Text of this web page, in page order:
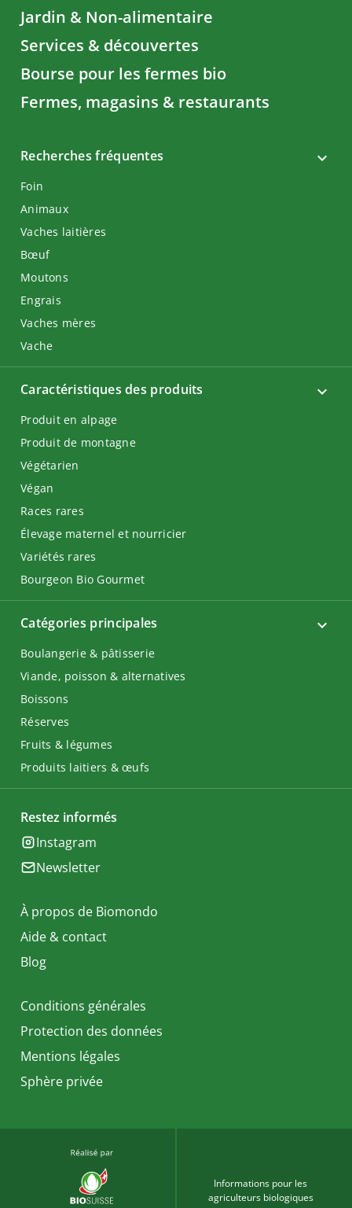
Jardin & Non-alimentaire
Services & découvertes
Bourse pour les fermes bio
Fermes, magasins & restaurants
Recherches fréquentes
Foin
Animaux
Vaches laitières
Bœuf
Moutons
Engrais
Vaches mères
Vache
Catégories principales
Boulangerie & pâtisserie
Viande, poisson & alternatives
Boissons
Réserves
Fruits & légumes
Produits laitiers & œufs
Caractéristiques des produits
Produit en alpage
Produit de montagne
Végétarien
Végan
Races rares
Élevage maternel et nourricier
Variétés rares
Bourgeon Bio Gourmet
Restez informés
Instagram
Newsletter
À propos de Biomondo
Aide & contact
Blog
Conditions générales
Protection des données
Mentions légales
Sphère privée
Informations pour les
agriculteurs biologiques